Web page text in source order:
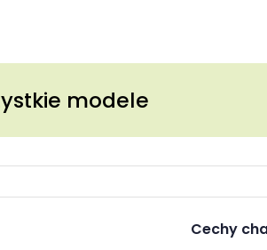
modele
Cechy